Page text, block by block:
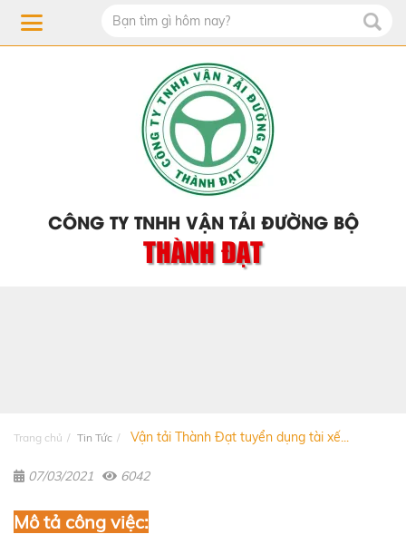
CÔNG TY TNHH VẬN TẢI ĐƯỜNG BỘ
THÀNH ĐẠT
Trang chủ Tin Tức Vận tải Thành Đạt tuyển dụng tài xế...
07/03/2021 6042
Mô tả công việc: